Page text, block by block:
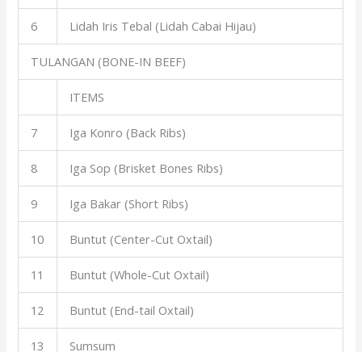
6 Lidah Iris Tebal (Lidah Cabai Hijau)
TULANGAN (BONE-IN BEEF)
ITEMS
7 Iga Konro (Back Ribs)
8 Iga Sop (Brisket Bones Ribs)
9 Iga Bakar (Short Ribs)
10 Buntut (Center-Cut Oxtail)
11 Buntut (Whole-Cut Oxtail)
12 Buntut (End-tail Oxtail)
13 Sumsum